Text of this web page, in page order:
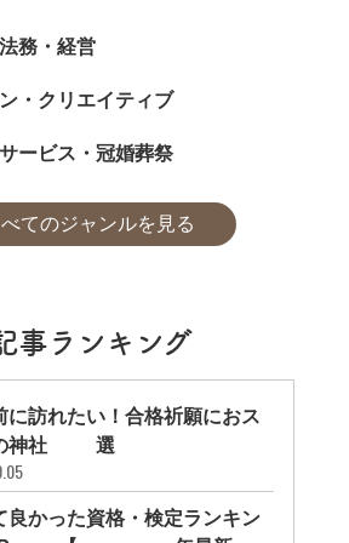
務・経営
・クリエイティブ
ービス・冠婚葬祭
てのジャンルを見る
事ランキング
に訪れたい！合格祈願におス
神社11選
良かった資格・検定ランキン